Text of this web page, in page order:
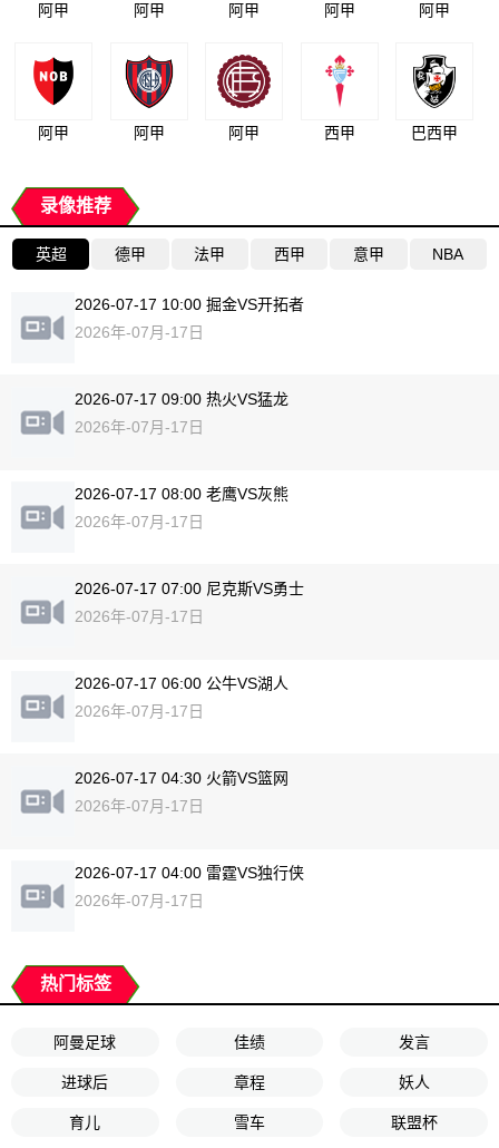
阿甲 阿甲 阿甲 阿甲 阿甲
阿甲 阿甲 阿甲 西甲 巴西甲
录像推荐
英超 德甲 法甲 西甲 意甲 NBA
2026-07-17 10:00 掘金VS开拓者
2026年-07月-17日
2026-07-17 09:00 热火VS猛龙
2026年-07月-17日
2026-07-17 08:00 老鹰VS灰熊
2026年-07月-17日
2026-07-17 07:00 尼克斯VS勇士
2026年-07月-17日
2026-07-17 06:00 公牛VS湖人
2026年-07月-17日
2026-07-17 04:30 火箭VS篮网
2026年-07月-17日
2026-07-17 04:00 雷霆VS独行侠
2026年-07月-17日
热门标签
阿曼足球 佳绩 发言
进球后 章程 妖人
育儿 雪车 联盟杯